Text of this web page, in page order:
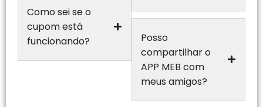
Como sei se o
cupom está
funcionando?
Posso
compartilhar o
APP MEB com
meus amigos?